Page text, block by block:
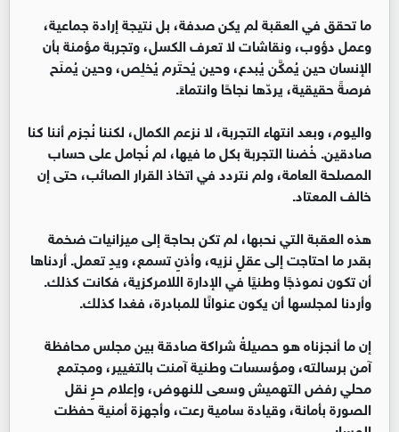
ما تحقق في العقبة لم يكن صدفة، بل نتيجة إرادة جماعية،
وعمل دؤوب، ونقاشات لا تعرف الكسل، وتجربة مؤمنة بأن
الإنسان حين يُمكَّن يُبدع، وحين يُحتَرم يُخلِص، وحين يُمنَح
فرصةً حقيقية، يردّها نجاحًا وانتماءً.
واليوم، وبعد انتهاء التجربة، لا نزعم الكمال، لكننا نُجزم أننا كنا
صادقين. خُضنا التجربة بكل ما فيها، لم نُجامل على حساب
المصلحة العامة، ولم نتردد في اتخاذ القرار الصائب، حتى إن
خالف المعتاد.
هذه العقبة التي نحبها، لم تكن بحاجة إلى ميزانيات ضخمة
بقدر ما احتاجت إلى عقلٍ نزيه، وأذنٍ تسمع، ويدٍ تعمل. أردناها
أن تكون نموذجًا وطنيًا في الإدارة اللامركزية، فكانت كذلك.
وأردنا لمجلسها أن يكون عنوانًا للمبادرة، فغدا كذلك.
إن ما أنجزناه هو حصيلةُ شراكة صادقة بين مجلس محافظة
آمن برسالته، ومؤسسات وطنية آمنت بالتغيير، ومجتمع
محلي رفض التهميش وسعى للنهوض، وإعلام حرٍ نقل
الصورة بأمانة، وقيادة سامية رعت، وأجهزة أمنية حفظت